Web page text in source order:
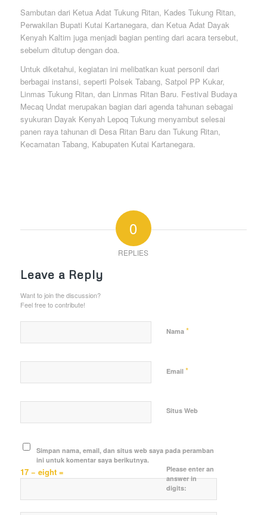
Sambutan dari Ketua Adat Tukung Ritan, Kades Tukung Ritan,
Perwakilan Bupati Kutai Kartanegara, dan Ketua Adat Dayak
Kenyah Kaltim juga menjadi bagian penting dari acara tersebut,
sebelum ditutup dengan doa.
Untuk diketahui, kegiatan ini melibatkan kuat personil dari
berbagai instansi, seperti Polsek Tabang, Satpol PP Kukar,
Linmas Tukung Ritan, dan Linmas Ritan Baru. Festival Budaya
Mecaq Undat merupakan bagian dari agenda tahunan sebagai
syukuran Dayak Kenyah Lepoq Tukung menyambut selesai
panen raya tahunan di Desa Ritan Baru dan Tukung Ritan,
Kecamatan Tabang, Kabupaten Kutai Kartanegara.
0
REPLIES
Leave a Reply
Want to join the discussion?
Feel free to contribute!
Nama *
Email *
Situs Web
Simpan nama, email, dan situs web saya pada peramban
ini untuk komentar saya berikutnya.
Please enter an
answer in
digits:
17 − eight =